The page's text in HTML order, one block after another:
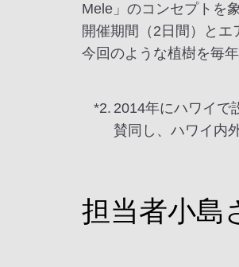
Mele」のコンセプトを
開催期間（2日間）とエ
今回のような植樹を毎
*2. 2014年にハワイで
賛同し、ハワイ内
担当者小島